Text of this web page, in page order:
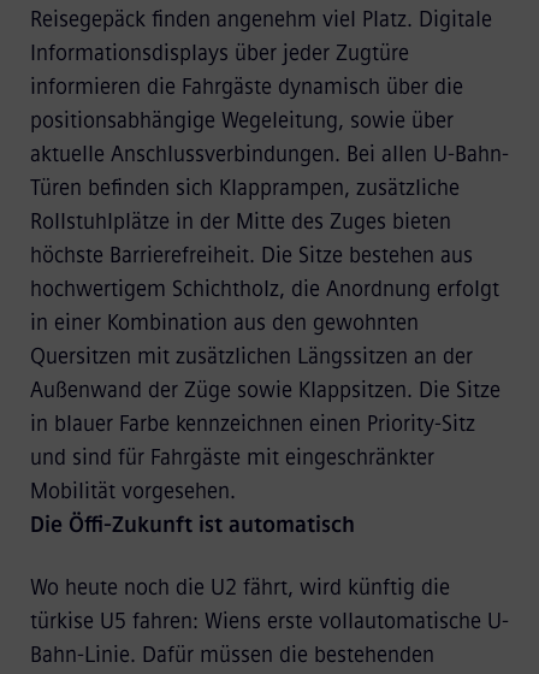
Reisegepäck finden angenehm viel Platz. Digitale
Informationsdisplays über jeder Zugtüre
informieren die Fahrgäste dynamisch über die
positionsabhängige Wegeleitung, sowie über
aktuelle Anschlussverbindungen. Bei allen U-Bahn-
Türen befinden sich Klapprampen, zusätzliche
Rollstuhlplätze in der Mitte des Zuges bieten
höchste Barrierefreiheit. Die Sitze bestehen aus
hochwertigem Schichtholz, die Anordnung erfolgt
in einer Kombination aus den gewohnten
Quersitzen mit zusätzlichen Längssitzen an der
Außenwand der Züge sowie Klappsitzen. Die Sitze
in blauer Farbe kennzeichnen einen Priority-Sitz
und sind für Fahrgäste mit eingeschränkter
Mobilität vorgesehen.
Die Öffi-Zukunft ist automatisch
Wo heute noch die U2 fährt, wird künftig die
türkise U5 fahren: Wiens erste vollautomatische U-
Bahn-Linie. Dafür müssen die bestehenden